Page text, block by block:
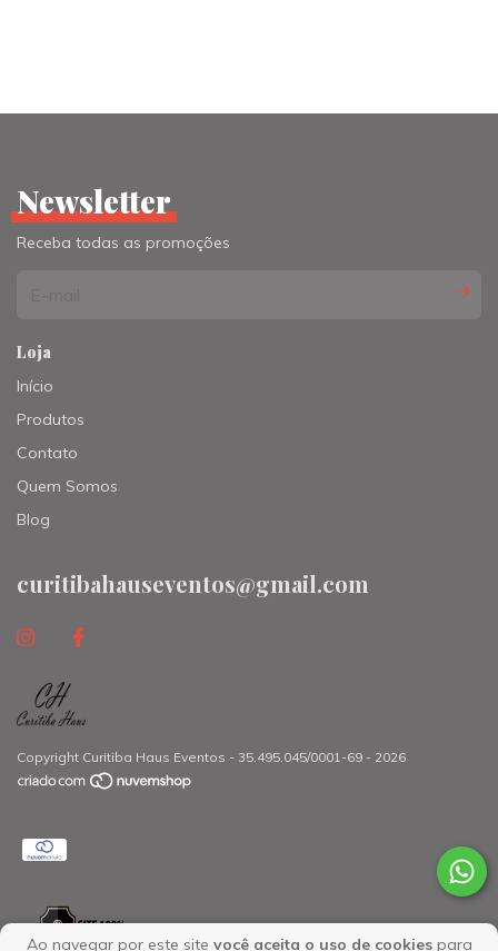
Ao navegar por este site você aceita o uso de cookiespara
Newsletter
Receba todas as promoções
Loja
Início
Produtos
Contato
Quem Somos
Blog
curitibahauseventos@gmail.com
Copyright Curitiba Haus Eventos - 35.495.045/0001-69 - 2026